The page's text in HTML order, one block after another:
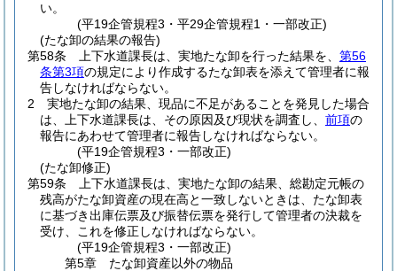
い。
(平19企管規程3・平29企管規程1・一部改正)
(たな卸の結果の報告)
第58条
上下水道課長は、実地たな卸を行った結果を、 第56
条第3項の規定により作成するたな卸表を添えて管理者に報
告しなければならない。
2
実地たな卸の結果、現品に不足があることを発見した場合
は、上下水道課長は、その原因及び現状を調査し、 前項の
報告にあわせて管理者に報告しなければならない。
(平19企管規程3・一部改正)
(たな卸修正)
第59条
上下水道課長は、実地たな卸の結果、総勘定元帳の
残高がたな卸資産の現在高と一致しないときは、たな卸表
に基づき出庫伝票及び振替伝票を発行して管理者の決裁を
受け、これを修正しなければならない。
(平19企管規程3・一部改正)
第5章
たな卸資産以外の物品